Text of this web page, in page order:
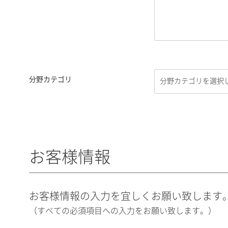
分野カテゴリ
お客様情報
お客様情報の入力を宜しくお願い致します
（すべての必須項目への入力をお願い致します。）